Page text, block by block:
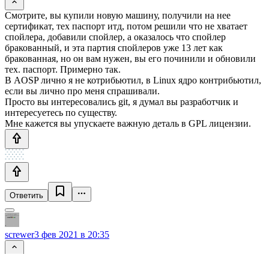
Смотрите, вы купили новую машину, получили на нее
сертификат, тех паспорт итд, потом решили что не хватает
спойлера, добавили спойлер, а оказалось что спойлер
бракованный, и эта партия спойлеров уже 13 лет как
бракованная, но он вам нужен, вы его починили и обновили
тех. паспорт. Примерно так.
В AOSP лично я не котрибьютил, в Linux ядро контрибьютил,
если вы лично про меня спрашивали.
Просто вы интересовались git, я думал вы разработчик и
интересуетесь по существу.
Мне кажется вы упускаете важную деталь в GPL лицензии.
Ответить
screwer3 фев 2021 в 20:35